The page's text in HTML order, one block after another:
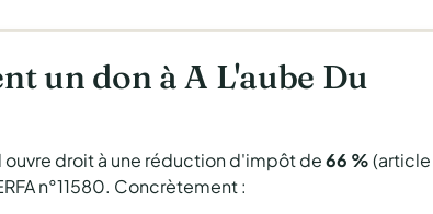
un don à A L'aube Du
droit à une réduction d'impôt de66 %(article
n°11580. Concrètement :